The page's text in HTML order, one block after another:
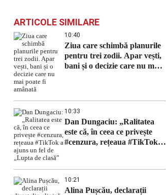
ARTICOLE SIMILARE
10:40
Ziua care schimbă planurile
pentru trei zodii. Apar vești,
bani și o decizie care nu mai
10:33
Dan Dungaciu: „Ralitatea
este că, în ceea ce privește
#cenzura, rețeaua #TikTok a
10:21
Alina Pușcău, declarații